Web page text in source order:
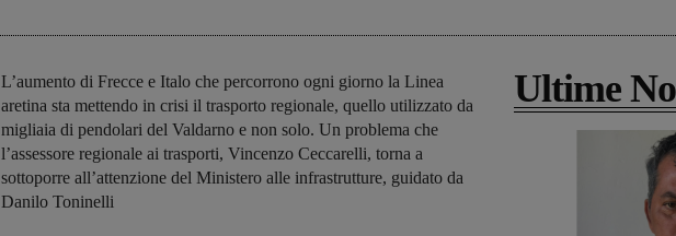
L’aumento di Frecce e Italo che percorrono ogni giorno la Linea
aretina sta mettendo in crisi il trasporto regionale, quello utilizzato da
migliaia di pendolari del Valdarno e non solo. Un problema che
l’assessore regionale ai trasporti, Vincenzo Ceccarelli, torna a
sottoporre all’attenzione del Ministero alle infrastrutture, guidato da
Danilo Toninelli
Ultime